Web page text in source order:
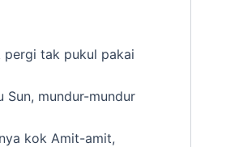
pergi tak pukul pakai
Sun, mundur-mundur
kok Amit-amit,